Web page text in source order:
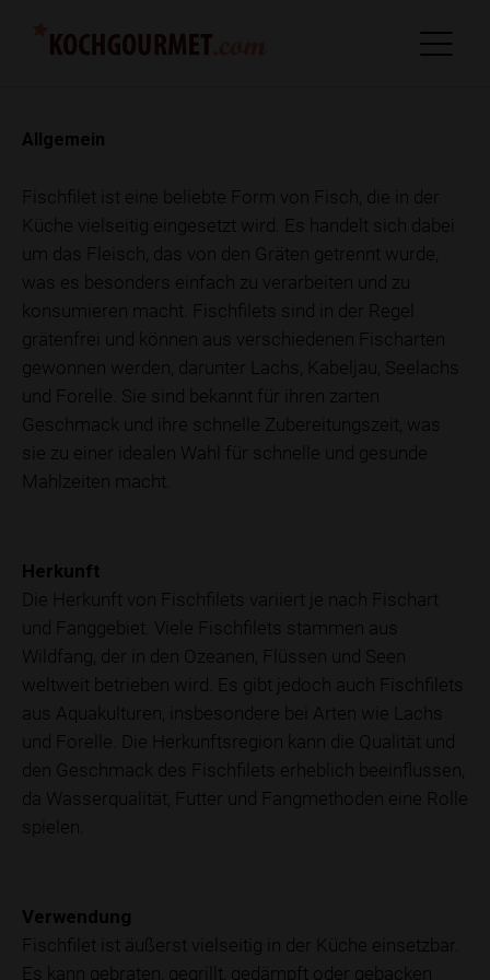
Allgemein
Fischfilet ist eine beliebte Form von Fisch, die in der
Küche vielseitig eingesetzt wird. Es handelt sich dabei
um das Fleisch, das von den Gräten getrennt wurde,
was es besonders einfach zu verarbeiten und zu
konsumieren macht. Fischfilets sind in der Regel
grätenfrei und können aus verschiedenen Fischarten
gewonnen werden, darunter Lachs, Kabeljau, Seelachs
und Forelle. Sie sind bekannt für ihren zarten
Geschmack und ihre schnelle Zubereitungszeit, was
sie zu einer idealen Wahl für schnelle und gesunde
Mahlzeiten macht.
Herkunft
Die Herkunft von Fischfilets variiert je nach Fischart
und Fanggebiet. Viele Fischfilets stammen aus
Wildfang, der in den Ozeanen, Flüssen und Seen
weltweit betrieben wird. Es gibt jedoch auch Fischfilets
aus Aquakulturen, insbesondere bei Arten wie Lachs
und Forelle. Die Herkunftsregion kann die Qualität und
den Geschmack des Fischfilets erheblich beeinflussen,
da Wasserqualität, Futter und Fangmethoden eine Rolle
spielen.
Verwendung
Fischfilet ist äußerst vielseitig in der Küche einsetzbar.
Es kann gebraten, gegrillt, gedämpft oder gebacken